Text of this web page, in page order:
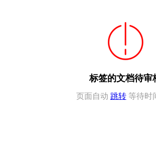
标签的文档待审
页面自动 跳转等待时